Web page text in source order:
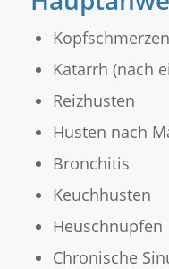
Kopfschmerzen
Katarrh (nach
Reizhusten
Husten nach
Bronchitis
Keuchhusten
Heuschnupfen
Chronische